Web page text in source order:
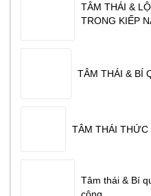
TÂM THÁI &
TRONG KIẾP
TÂM THÁI & BÍ
TÂM THÁI THỨC
Tâm thái & Bí
công